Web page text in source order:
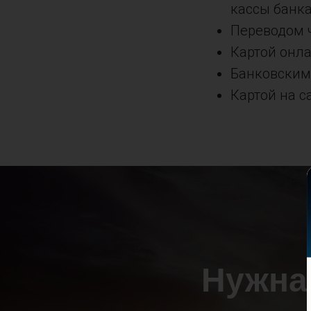
кассы
Переводом
Картой
Картой на
с